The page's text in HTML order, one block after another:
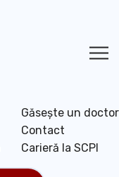
Găsește un doctor
Contact
Carieră la SCPI